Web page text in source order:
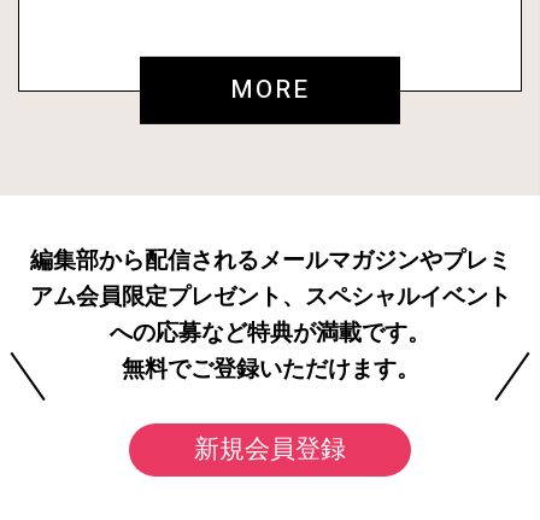
MORE
編集部から配信されるメールマガジンやプレミ
アム会員限定プレゼント、スペシャルイベント
への応募など特典が満載です。
無料でご登録いただけます。
新規会員登録